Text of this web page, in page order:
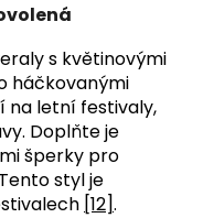
s květinovými
háčkovanými
na letní festivaly,
Doplňte je
šperky pro
styl je
[12].